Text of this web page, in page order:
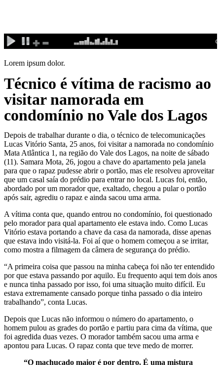
conteúdo
Lorem ipsum dolor.
Técnico é vítima de racismo ao
visitar namorada em
condomínio no Vale dos Lagos
Depois de trabalhar durante o dia, o técnico de telecomunicações
Lucas Vitório Santa, 25 anos, foi visitar a namorada no condomínio
Mata Atlântica 1, na região do Vale dos Lagos, na noite de sábado
(11). Samara Mota, 26, jogou a chave do apartamento pela janela
para que o rapaz pudesse abrir o portão, mas ele resolveu aproveitar
que um casal saía do prédio para entrar no local. Lucas foi, então,
abordado por um morador que, exaltado, chegou a pular o portão
após sair, agrediu o rapaz e ainda sacou uma arma.
A vítima conta que, quando entrou no condomínio, foi questionado
pelo morador para qual apartamento ele estava indo. Como Lucas
Vitório estava portando a chave da casa da namorada, disse apenas
que estava indo visitá-la. Foi aí que o homem começou a se irritar,
como mostra a filmagem da câmera de segurança do prédio.
“A primeira coisa que passou na minha cabeça foi não ter entendido
por que estava passando por aquilo. Eu frequento aqui tem dois anos
e nunca tinha passado por isso, foi uma situação muito difícil. Eu
estava extremamente cansado porque tinha passado o dia inteiro
trabalhando”, conta Lucas.
Depois que Lucas não informou o número do apartamento, o
homem pulou as grades do portão e partiu para cima da vítima, que
foi agredida duas vezes. O morador também sacou uma arma e
apontou para Lucas. O rapaz conta que teve medo de morrer.
“O machucado maior é por dentro. É uma mistura